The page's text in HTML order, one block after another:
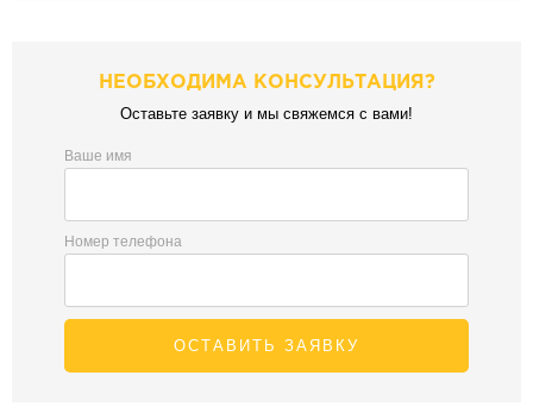
НЕОБХОДИМА КОНСУЛЬТАЦИЯ?
Оставьте заявку и мы свяжемся с вами!
Ваше имя
Номер телефона
ОСТАВИТЬ ЗАЯВКУ